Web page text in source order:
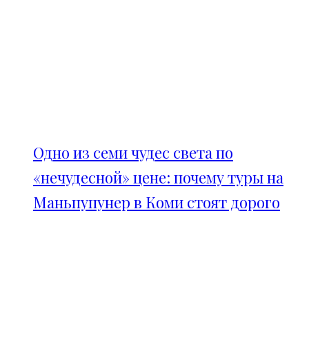
Одно из семи чудес света по
«нечудесной» цене: почему туры на
Маньпупунер в Коми стоят дорого